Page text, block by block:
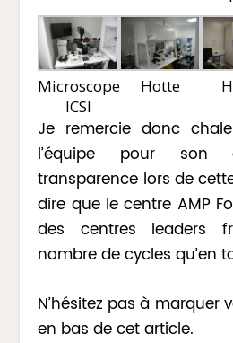
Microscope
ICSI
Hotte
Je remercie donc
l’équipe pour
transparence lors de
dire que le centre AMP
des centres leaders
nombre de cycles qu’en
N’hésitez pas à marquer
en bas de cet article.